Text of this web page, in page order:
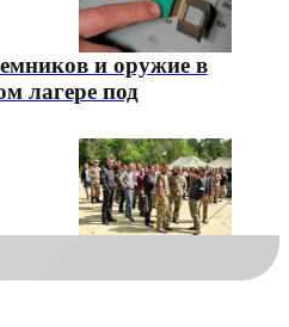
и оружие в
лагере под